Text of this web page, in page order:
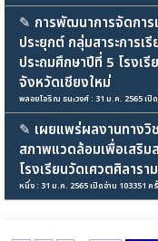
✎ การพัฒนาการจัดการ
ประยุกต์ กลุ่มสาระการ
ประถมศึกษาปีที่ 5 โรงเ
จังหวัดเชียงใหม่
พลอยไอริณ ธนะวงศ์ : 31 ม.ค. 2565 เปิ
✎ เผยแพร่ผลงานทางวิ
สภาพแวดล้อมเพื่อเสริม
โรงเรียนวัดเศวตศิลาราม
หนึ่ง : 31 ม.ค. 2565 เปิดอ่าน 103351 ค